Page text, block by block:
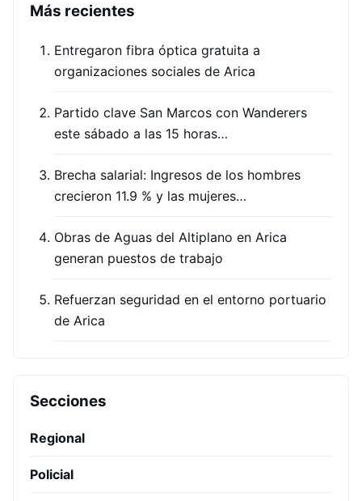
Más recientes
Entregaron fibra óptica gratuita a
organizaciones sociales de Arica
Partido clave San Marcos con Wanderers
este sábado a las 15 horas…
Brecha salarial: Ingresos de los hombres
crecieron 11.9 % y las mujeres…
Obras de Aguas del Altiplano en Arica
generan puestos de trabajo
Refuerzan seguridad en el entorno portuario
de Arica
Secciones
Regional
Policial